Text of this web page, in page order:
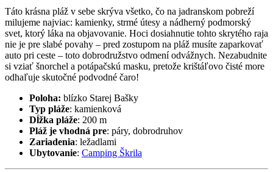
Táto krásna pláž v sebe skrýva všetko, čo na jadranskom pobreží
milujeme najviac: kamienky, strmé útesy a nádherný podmorský
svet, ktorý láka na objavovanie. Hoci dosiahnutie tohto skrytého raja
nie je pre slabé povahy – pred zostupom na pláž musíte zaparkovať
auto pri ceste – toto dobrodružstvo odmení odvážnych. Nezabudnite
si vziať šnorchel a potápačskú masku, pretože krištáľovo čisté more
odhaľuje skutočné podvodné čaro!
Poloha: blízko Starej Bašky
Typ pláže: kamienková
Dĺžka pláže: 200 m
Pláž je vhodná pre: páry, dobrodruhov
Zariadenia: ležadlami
Ubytovanie: Camping Škrila